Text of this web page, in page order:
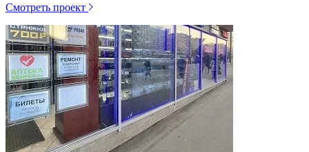
Смотреть проект